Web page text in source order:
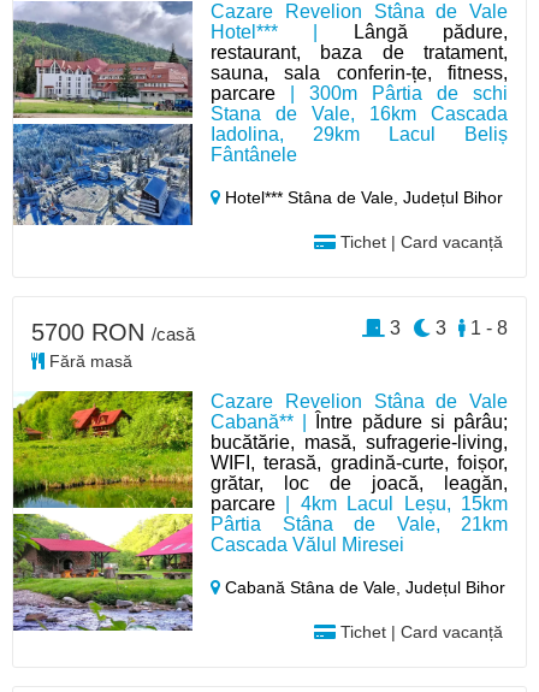
Cazare Revelion Stâna de Vale
Hotel*** |
Lângă pădure,
restaurant, baza de tratament,
sauna, sala conferin-țe, fitness,
parcare | 300m Pârtia de schi
Stana de Vale, 16km Cascada
Iadolina, 29km Lacul Beliș
Fântânele
Hotel*** Stâna de Vale,Județul Bihor
Tichet | Card vacanță
Cazare Revelion Stâna de Vale
Cabană** |
Între pădure si pârâu;
bucătărie, masă, sufragerie-living,
WIFI, terasă, gradină-curte, foișor,
grătar, loc de joacă, leagăn,
parcare | 4km Lacul Leșu, 15km
Pârtia Stâna de Vale, 21km
Cascada Vălul Miresei
Cabană Stâna de Vale,Județul Bihor
Tichet | Card vacanță
5700 RON /casă
Fără masă
1 - 8
3
3